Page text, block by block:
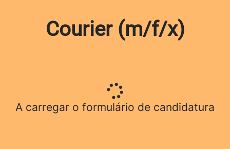
Courier (m/f/x)
A carregar o formulário de candidatura